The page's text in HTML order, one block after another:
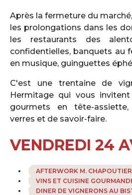
Après la fermeture du
les prolongations dans les
les restaurants des
confidentielles, banquets au
en musique, guinguettes
C'est une trentaine de
Hermitage qui vous
gourmets en tête-
verres et de savoir-faire.
VENDREDI 24
AFTERWORK M. CHAPOUTIER
VINS ET CUISINE
DINER DE VIGNERONS AU